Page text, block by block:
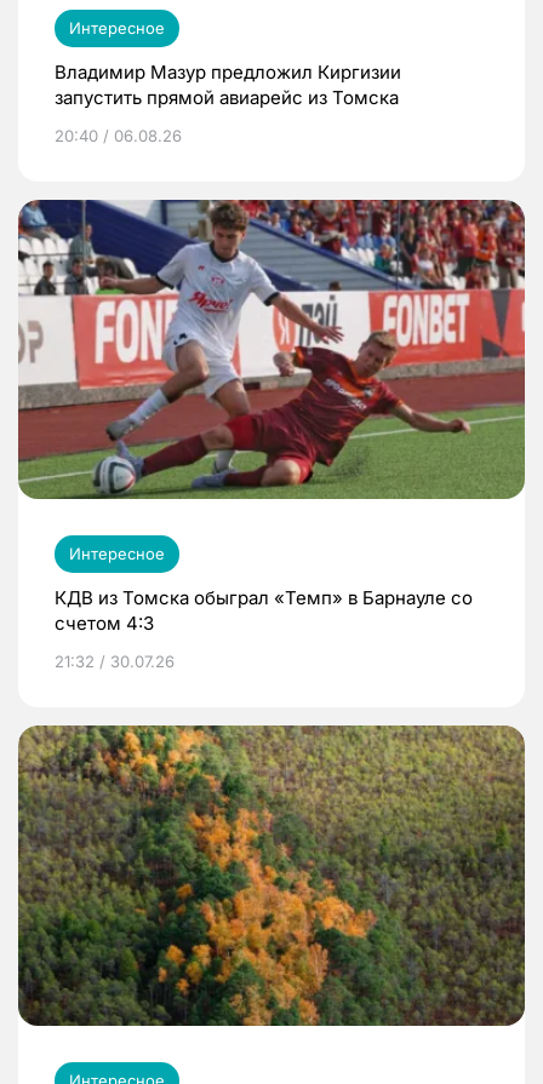
Интересное
Владимир Мазур предложил Киргизии
запустить прямой авиарейс из Томска
20:40 / 06.08.26
Интересное
КДВ из Томска обыграл «Темп» в Барнауле со
счетом 4:3
21:32 / 30.07.26